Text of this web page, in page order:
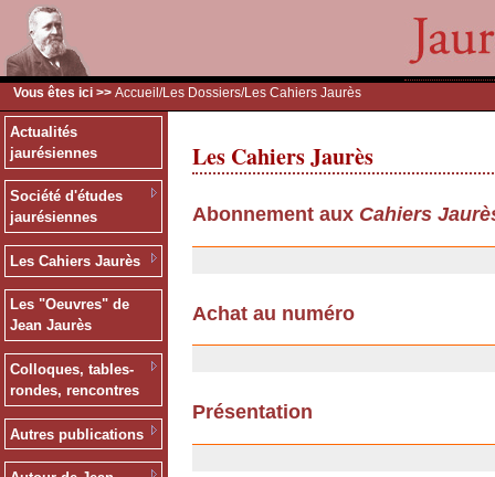
Vous êtes ici >> Accueil /Les Dossiers/Les Cahiers Jaurès
Actualités
jaurésiennes
Société d'études
jaurésiennes
Les Cahiers Jaurès
Les "Oeuvres" de
Jean Jaurès
Colloques, tables-
rondes, rencontres
Autres publications
Les Cahiers Jaurès
Abonnement aux Cahiers
Achat au numéro
Présentation